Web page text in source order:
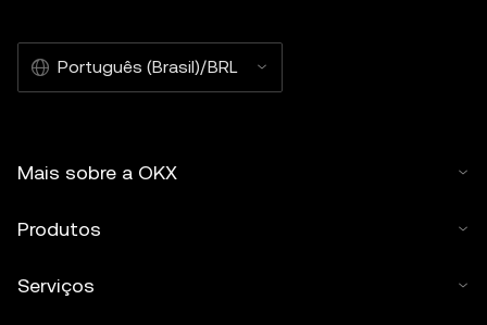
Português (Brasil)/BRL
Mais sobre a OKX
Produtos
Serviços